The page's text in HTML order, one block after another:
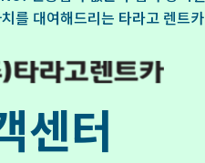
를 대여해드리는 타라고 렌트카
센터